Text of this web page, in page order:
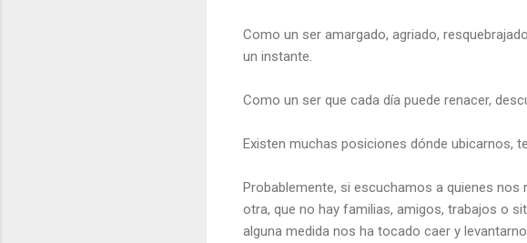
Como un ser amargado, agriado,
un instante.
Como un ser que cada día puede renacer,
Existen muchas posiciones dónde ubicarnos,
Probablemente, si escuchamos a quienes
otra, que no hay familias, amigos, trabajos o
alguna medida nos ha tocado caer y